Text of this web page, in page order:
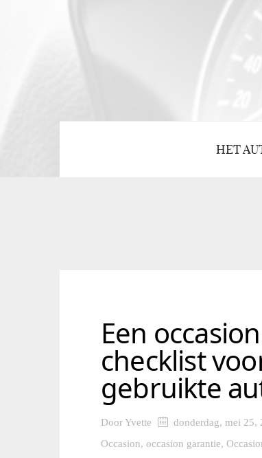
HET
Een
checklist
gebruikte
DoorYvette donderdag, mei 25,
Occasion, occasion garantie,